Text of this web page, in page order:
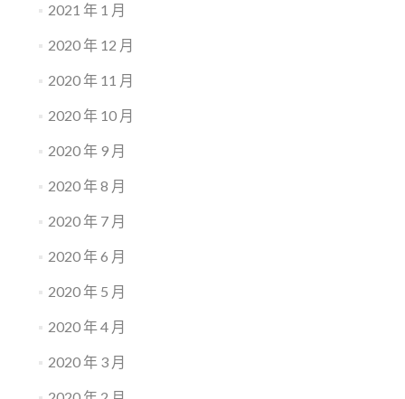
2021 年 1 月
2020 年 12 月
2020 年 11 月
2020 年 10 月
2020 年 9 月
2020 年 8 月
2020 年 7 月
2020 年 6 月
2020 年 5 月
2020 年 4 月
2020 年 3 月